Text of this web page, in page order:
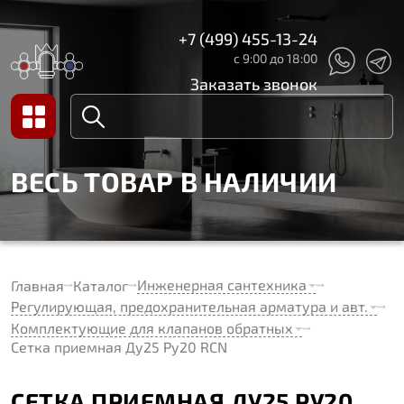
+7 (499) 455-13-24
с 9:00 до 18:00
Заказать звонок
ВЕСЬ ТОВАР В НАЛИЧИИ
Главная Каталог Инженерная сантехника
Регулирующая, предохранительная арматура и авт.
Комплектующие для клапанов обратных
Сетка приемная Ду25 Ру20 RCN